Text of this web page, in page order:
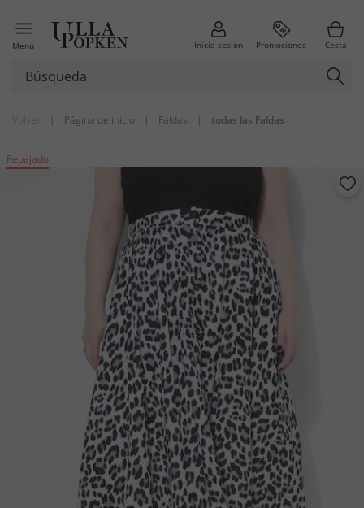
Menú Inicia sesión Promociones Cesta
| Página de inicio | Faldas | todas las Faldas
Rebajado